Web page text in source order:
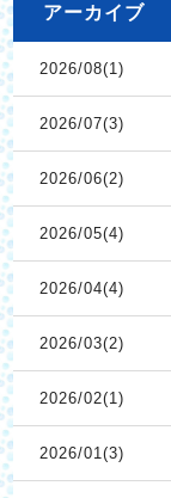
アーカイブ
2026/08(1)
2026/07(3)
2026/06(2)
2026/05(4)
2026/04(4)
2026/03(2)
2026/02(1)
2026/01(3)